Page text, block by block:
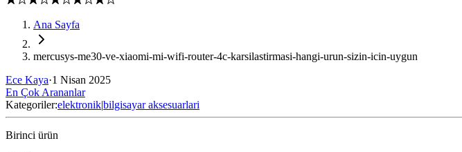
Ana Sayfa
mercusys-me30-ve-xiaomi-mi-wifi-router-4c-karsilastirmasi-hangi-urun-sizin-icin-uygun
Ece Kaya·1 Nisan 2025
En Çok Arananlar
Kategoriler:elektronik|bilgisayar aksesuarlari
Birinci ürün